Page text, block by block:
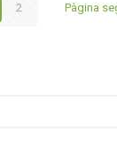
2 Pàgina